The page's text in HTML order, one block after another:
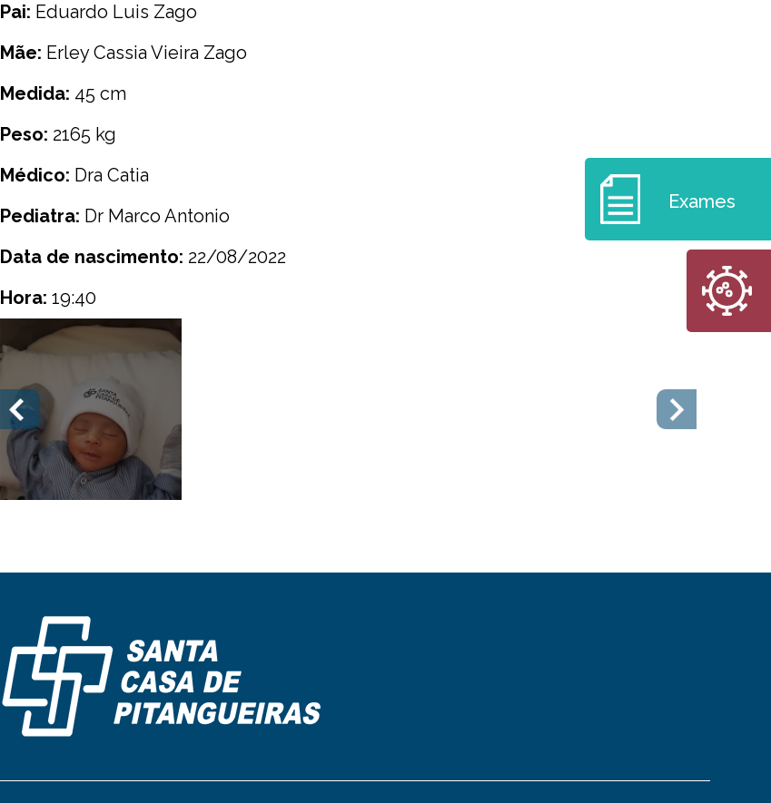
Pai: Eduardo Luis Zago
Mãe: Erley Cassia Vieira Zago
Medida: 45 cm
Peso: 2165 kg
Médico: Dra Catia
Pediatra: Dr Marco Antonio
Data de nascimento: 22/08/2022
Hora: 19:40
Exames